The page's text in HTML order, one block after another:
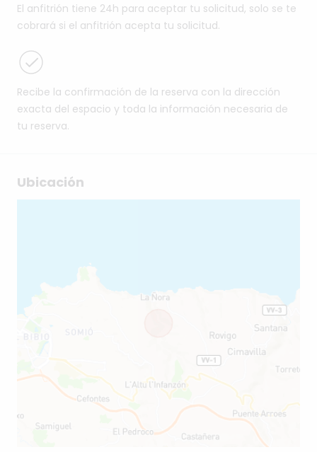
El anfitrión tiene 24h para aceptar tu solicitud, solo se te
cobrará si el anfitrión acepta tu solicitud.
Recibe la confirmación de la reserva con la dirección
exacta del espacio y toda la información necesaria de
tu reserva.
Ubicación